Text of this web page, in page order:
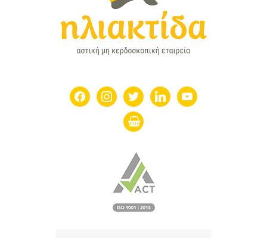
facebookinstagramtwitter linkedin youtube
shopping-
basket